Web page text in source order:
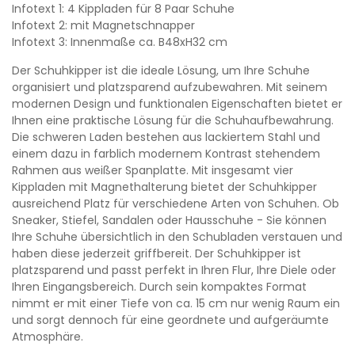
Infotext 1: 4 Kippladen für 8 Paar Schuhe
Infotext 2: mit Magnetschnapper
Infotext 3: Innenmaße ca. B48xH32 cm
Der Schuhkipper ist die ideale Lösung, um Ihre Schuhe
organisiert und platzsparend aufzubewahren. Mit seinem
modernen Design und funktionalen Eigenschaften bietet er
Ihnen eine praktische Lösung für die Schuhaufbewahrung.
Die schweren Laden bestehen aus lackiertem Stahl und
einem dazu in farblich modernem Kontrast stehendem
Rahmen aus weißer Spanplatte. Mit insgesamt vier
Kippladen mit Magnethalterung bietet der Schuhkipper
ausreichend Platz für verschiedene Arten von Schuhen. Ob
Sneaker, Stiefel, Sandalen oder Hausschuhe - Sie können
Ihre Schuhe übersichtlich in den Schubladen verstauen und
haben diese jederzeit griffbereit. Der Schuhkipper ist
platzsparend und passt perfekt in Ihren Flur, Ihre Diele oder
Ihren Eingangsbereich. Durch sein kompaktes Format
nimmt er mit einer Tiefe von ca. 15 cm nur wenig Raum ein
und sorgt dennoch für eine geordnete und aufgeräumte
Atmosphäre.